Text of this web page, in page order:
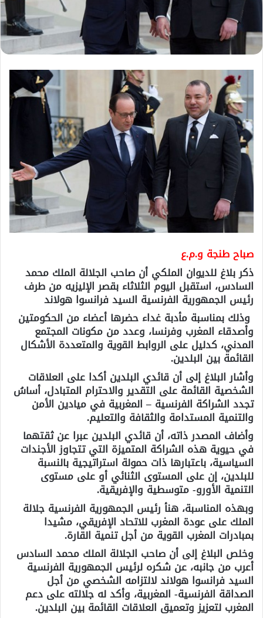
صباح طنجة و.م.ع
ذكر بلاغ للديوان الملكي أن صاحب الجلالة الملك محمد
السادس، استقبل اليوم الثلاثاء بقصر الإليزيه من طرف
رئيس الجمهورية الفرنسية السيد فرانسوا هولاند
وذلك بمناسبة مأدبة غداء حضرها أعضاء من الحكومتين
وأصدقاء المغرب وفرنسا، وعدد من مكونات المجتمع
المدني، كدليل على الروابط القوية والمتعددة الأشكال
القائمة بين البلدين.
وأشار البلاغ إلى أن قائدي البلدين أكدا على العلاقات
الشخصية القائمة على التقدير والاحترام المتبادل، أساسُ
تجدد الشراكة الفرنسية – المغربية في ميادين الأمن
والتنمية المستدامة والثقافة والتعليم.
وأضاف المصدر ذاته، أن قائدي البلدين عبرا عن ثقتهما
في حيوية هذه الشراكة المتميزة التي تتجاوز الأجندات
السياسية، باعتبارها ذات حمولة استراتيجية بالنسبة
للبلدين، إن على المستوى الثنائي أو على مستوى
التنمية الأورو- متوسطية والإفريقية.
وبهذه المناسبة، هنأ رئيس الجمهورية الفرنسية جلالة
الملك على عودة المغرب للاتحاد الإفريقي، مشيدا
بمبادرات المغرب القوية من أجل تنمية القارة.
وخلص البلاغ إلى أن صاحب الجلالة الملك محمد السادس
أعرب من جانبه، عن شكره لرئيس الجمهورية الفرنسية
السيد فرانسوا هولاند لالتزامه الشخصي من أجل
الصداقة الفرنسية- المغربية، وأكد له جلالته على دعم
المغرب لتعزيز وتعميق العلاقات القائمة بين البلدين.